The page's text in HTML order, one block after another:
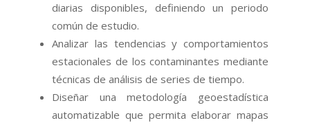
diarias disponibles, definiendo un periodo
común de estudio.
Analizar las tendencias y comportamientos
estacionales de los contaminantes mediante
técnicas de análisis de series de tiempo.
Diseñar una metodología geoestadística
automatizable que permita elaborar mapas